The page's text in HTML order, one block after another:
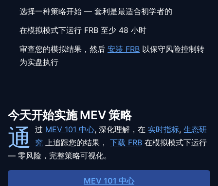
选择一种策略开始 — 套利是最适合初学者的
在模拟模式下运行 FRB 至少 48 小时
审查您的模拟结果，然后 安装 FRB 以保守风险控制转
为实盘执行
今天开始实施 MEV 策略
通 过 MEV 101 中心, 深化理解，在 实时指标, 生态研
究 上追踪您的结果， 下载 FRB 在模拟模式下运行
— 零风险，完整策略可视化。
MEV 101 中心